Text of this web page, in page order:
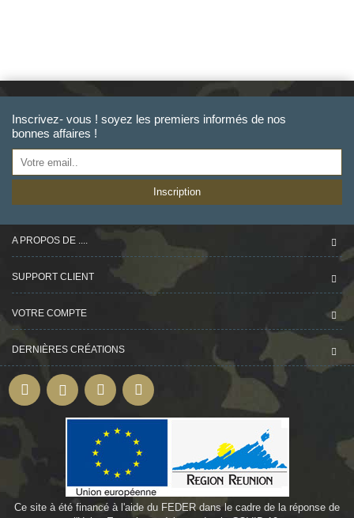
Inscrivez- vous ! soyez les premiers informés de nos
bonnes affaires !
Inscription
A PROPOS DE ....
SUPPORT CLIENT
VOTRE COMPTE
DERNIÈRES CRÉATIONS
Ce site à été financé à l'aide du FEDER dans le cadre de la réponse de